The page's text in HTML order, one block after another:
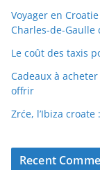
Voyager en
Charles-de-Gaulle
Le coût des taxis
Cadeaux à
offrir
Zrće, l’Ibiza
Recent